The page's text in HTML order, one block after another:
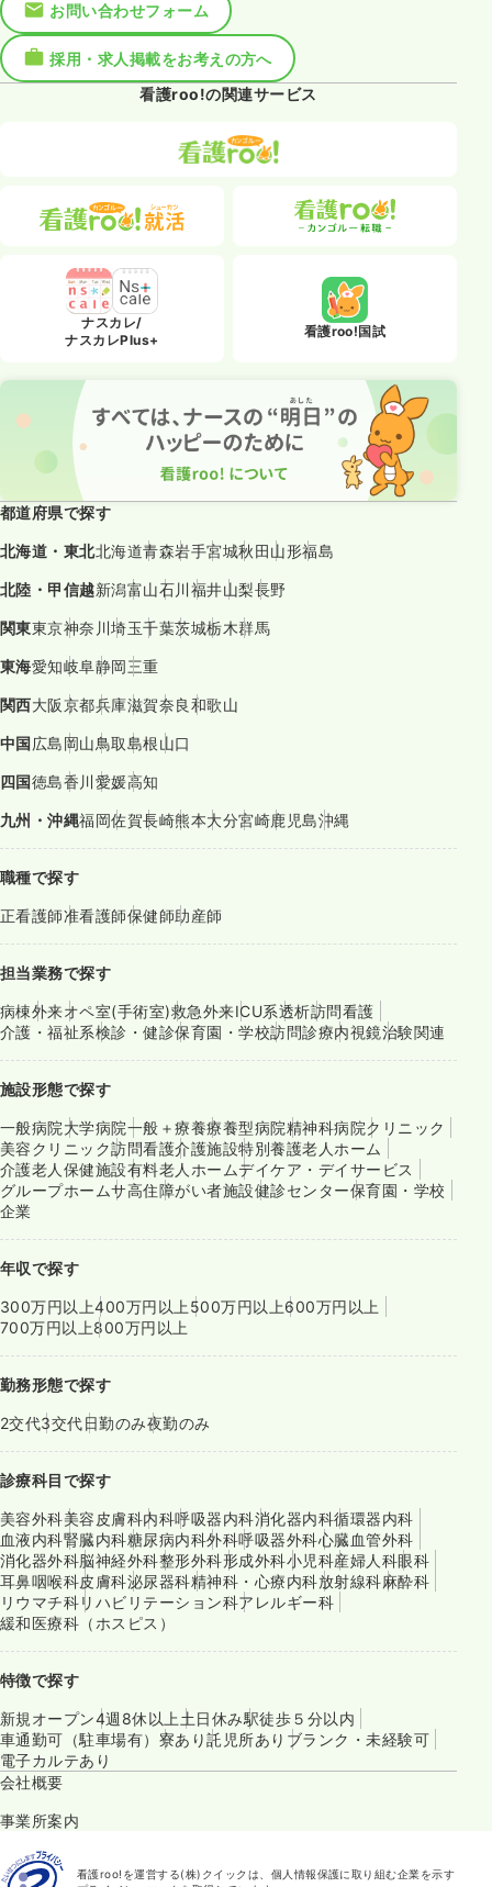
お問い合わせフォーム
採用・求人掲載をお考えの方へ
看護roo!の関連サービス
ナスカレ/
ナスカレPlus+
看護roo!国試
都道府県で探す
北海道・東北北海道青森岩手宮城秋田山形福島
北陸・甲信越新潟富山石川福井山梨長野
関東東京神奈川埼玉千葉茨城栃木群馬
東海愛知岐阜静岡三重
関西大阪京都兵庫滋賀奈良和歌山
中国広島岡山鳥取島根山口
四国徳島香川愛媛高知
九州・沖縄福岡佐賀長崎熊本大分宮崎鹿児島沖縄
職種で探す
正看護師准看護師保健師助産師
担当業務で探す
病棟外来オペ室(手術室)救急外来ICU系透析訪問看護
介護・福祉系検診・健診保育園・学校訪問診療内視鏡治験関連
施設形態で探す
一般病院大学病院一般＋療養療養型病院精神科病院クリニック
美容クリニック訪問看護介護施設特別養護老人ホーム
介護老人保健施設有料老人ホームデイケア・デイサービス
グループホームサ高住障がい者施設健診センター保育園・学校
企業
年収で探す
300万円以上400万円以上 500万円以上600万円以上
700万円以上800万円以上
勤務形態で探す
2交代3交代日勤のみ夜勤のみ
診療科目で探す
美容外科美容皮膚科内科呼吸器内科消化器内科循環器内科
血液内科腎臓内科糖尿病内科外科呼吸器外科心臓血管外科
消化器外科脳神経外科整形外科形成外科小児科産婦人科眼科
耳鼻咽喉科皮膚科泌尿器科精神科・心療内科放射線科麻酔科
リウマチ科リハビリテーション科アレルギー科
緩和医療科（ホスピス）
特徴で探す
新規オープン4週8休以上 土日休み駅徒歩５分以内
車通勤可（駐車場有） 寮あり託児所あり ブランク・未経験可
電子カルテあり
会社概要
事業所案内
看護roo!を運営する(株)クイックは、個人情報保護に取り組む企業を示す